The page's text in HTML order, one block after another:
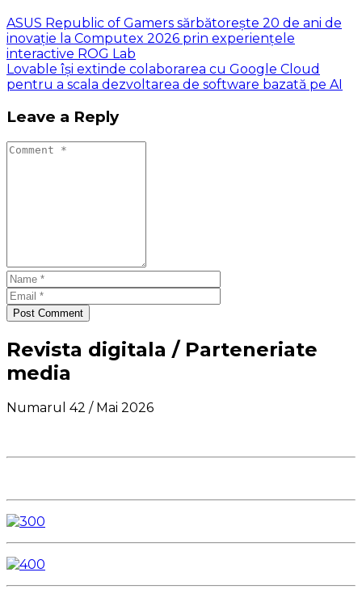
ASUS Republic of Gamers sărbătorește 20 de ani de
inovație la Computex 2026 prin experiențele
interactive ROG Lab
Lovable își extinde colaborarea cu Google Cloud
pentru a scala dezvoltarea de software bazată pe AI
Leave a Reply
Post Comment
Revista digitala / Parteneriate
media
Numarul 42 / Mai 2026